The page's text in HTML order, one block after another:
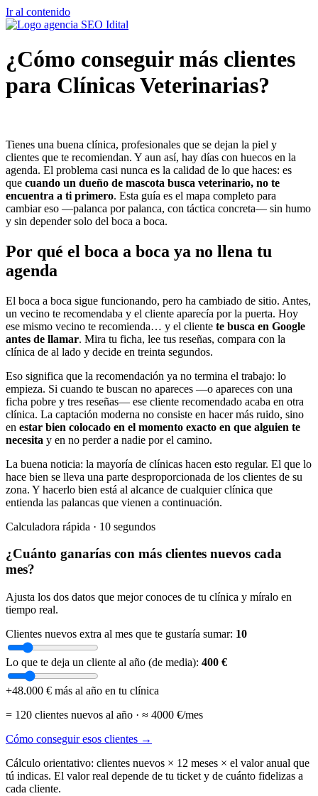
Ir al contenido
¿Cómo conseguir más clientes
para Clínicas Veterinarias?
Tienes una buena clínica, profesionales que se dejan la piel y
clientes que te recomiendan. Y aun así, hay días con huecos en la
agenda. El problema casi nunca es la calidad de lo que haces: es
que cuando un dueño de mascota busca veterinario, no te
encuentra a ti primero. Esta guía es el mapa completo para
cambiar eso —palanca por palanca, con táctica concreta— sin humo
y sin depender solo del boca a boca.
Por qué el boca a boca ya no llena tu
agenda
El boca a boca sigue funcionando, pero ha cambiado de sitio. Antes,
un vecino te recomendaba y el cliente aparecía por la puerta. Hoy
ese mismo vecino te recomienda… y el cliente te busca en Google
antes de llamar. Mira tu ficha, lee tus reseñas, compara con la
clínica de al lado y decide en treinta segundos.
Eso significa que la recomendación ya no termina el trabajo: lo
empieza. Si cuando te buscan no apareces —o apareces con una
ficha pobre y tres reseñas— ese cliente recomendado acaba en otra
clínica. La captación moderna no consiste en hacer más ruido, sino
en estar bien colocado en el momento exacto en que alguien te
necesita y en no perder a nadie por el camino.
La buena noticia: la mayoría de clínicas hacen esto regular. El que lo
hace bien se lleva una parte desproporcionada de los clientes de su
zona. Y hacerlo bien está al alcance de cualquier clínica que
entienda las palancas que vienen a continuación.
Calculadora rápida · 10 segundos
¿Cuánto ganarías con más clientes nuevos cada
mes?
Ajusta los dos datos que mejor conoces de tu clínica y míralo en
tiempo real.
Clientes nuevos extra al mes que te gustaría sumar: 10
Lo que te deja un cliente al año (de media): 400 €
+48.000 € más al año en tu clínica
= 120 clientes nuevos al año · ≈ 4000 €/mes
Cómo conseguir esos clientes →
Cálculo orientativo: clientes nuevos × 12 meses × el valor anual que
tú indicas. El valor real depende de tu ticket y de cuánto fidelizas a
cada cliente.